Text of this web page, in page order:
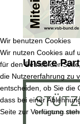
Unsere
Wir benutzen Cookies
Wir nutzen Cookies auf
für den Betrieb der
die Nutzererfahrung zu
entscheiden, ob Sie die
dass bei einer
Seite zur Verfügung